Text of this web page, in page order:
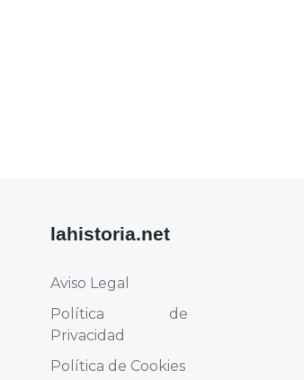
lahistoria.net
Aviso Legal
Política de
Privacidad
Política de Cookies